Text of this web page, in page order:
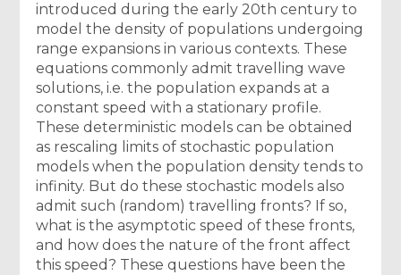
introduced during the early 20th century to
model the density of populations undergoing
range expansions in various contexts. These
equations commonly admit travelling wave
solutions, i.e. the population expands at a
constant speed with a stationary profile.
These deterministic models can be obtained
as rescaling limits of stochastic population
models when the population density tends to
infinity. But do these stochastic models also
admit such (random) travelling fronts? If so,
what is the asymptotic speed of these fronts,
and how does the nature of the front affect
this speed? These questions have been the